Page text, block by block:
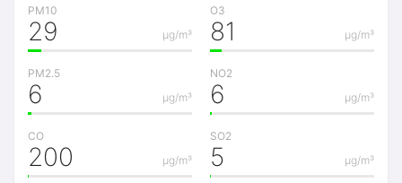
PM10
μg/m³
29
O3
μg/m³
81
PM2.5
μg/m³
6
NO2
μg/m³
6
CO
μg/m³
200
SO2
μg/m³
5